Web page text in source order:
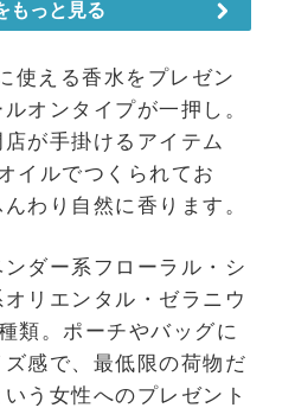
使える香水をプレゼン
オンタイプが一押し。
が手掛けるアイテム
イルでつくられてお
わり自然に香ります。
ダー系フローラル・シ
リエンタル・ゼラニウ
類。ポーチやバッグに
感で、最低限の荷物だ
う女性へのプレゼント